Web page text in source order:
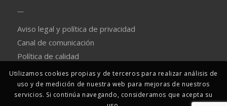
—
Aviso legal y política de privacidad
Canal de comunicación
Política de calidad
Utilizamos cookies propias y de terceros para realizar análisis de
uso y de medición de nuestra web para mejoras de nuestros
servicios. Si continúa navegando, consideramos que acepta su